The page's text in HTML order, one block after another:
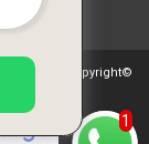
autorais. Copyright©
1